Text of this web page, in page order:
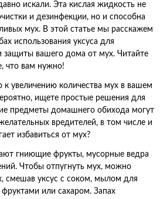
искали. Эта кислая жидкость не
и дезинфекции, но и способна
мух. В этой статье мы расскажем
использования уксуса для
защиты вашего дома от мух. Читайте
что вам нужно!
к увеличению количества мух в вашем
ищете простые решения для
предметы домашнего обихода могут
вредителей, в том числе и
избавиться от мух?
гниющие фрукты, мусорные ведра
Чтобы отпугнуть мух, можно
смешав уксус с соком, мылом для
или сахаром. Запах